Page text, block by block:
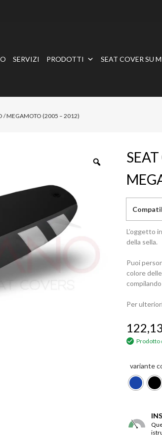
SERVIZI PRODOTTI SEAT COVER SU
/ MEGAMOTO (2005 – 2012)
L’oggetto
della sella.
Puoi
colore
Per
Prodotto
variante